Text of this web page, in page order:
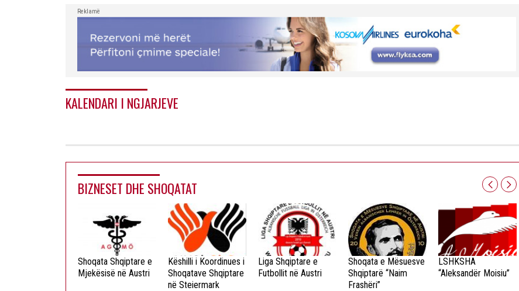
Administrative të Apelit e njoftoi […]
Reklamë
KALENDARI I NGJARJEVE
BIZNESET DHE SHOQATAT
Shoqata Shqiptare e
Mjekësisë në Austri
Këshilli i Koordinues i
Shoqatave Shqiptare
në Steiermark
Liga Shqiptare e
Futbollit në Austri
Shoqata e Mësuesve
Shqiptarë “Naim
Frashëri”
LSHKSHA
“Aleksandër Moisiu”